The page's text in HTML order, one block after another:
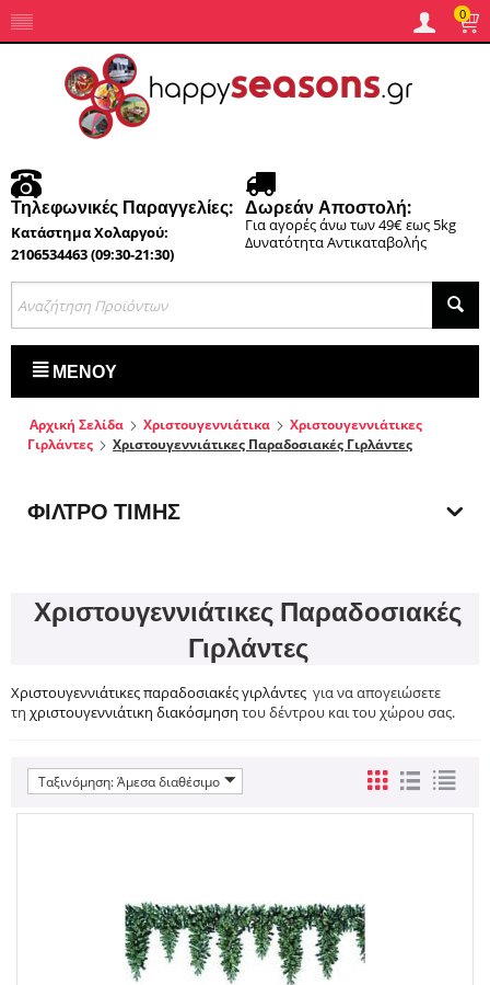
0
Τηλεφωνικές Παραγγελίες:
Κατάστημα Χολαργού:
2106534463 (09:30-21:30)
Δωρεάν Αποστολή:
Για αγορές άνω των 49€ εως 5kg
Δυνατότητα Αντικαταβολής
ΜΕΝΟΎ
Αρχική Σελίδα Χριστουγεννιάτικα
Χριστουγεννιάτικες
Γιρλάντες
Χριστουγεννιάτικες Παραδοσιακές Γιρλάντες
ΦΊΛΤΡΟ ΤΙΜΉΣ
Χριστουγεννιάτικες Παραδοσιακές
Γιρλάντες
Χριστουγεννιάτικες παραδοσιακές γιρλάντες για να απογειώσετε
τη χριστουγεννιάτικη διακόσμηση του δέντρου και του χώρου σας.
Ταξινόμηση: Άμεσα διαθέσιμο